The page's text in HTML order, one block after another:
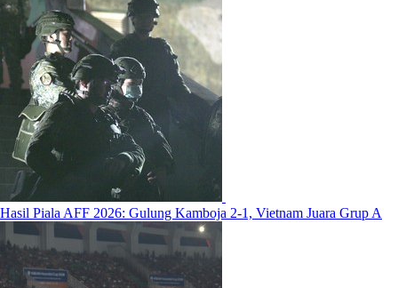
Hasil Piala AFF 2026: Gulung Kamboja 2-1, Vietnam Juara Grup A